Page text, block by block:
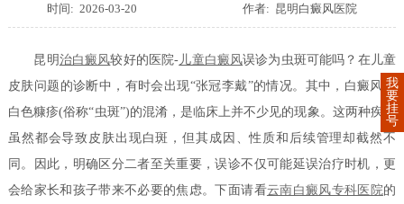
时间: 2026-03-20 作者: 昆明白癜风医院
昆明治白癜风较好的医院-儿童白癜风误诊为虫斑可能吗？在儿童
皮肤问题的诊断中，有时会出现“张冠李戴”的情况。其中，白癜风与
白色糠疹(俗称“虫斑”)的混淆，是临床上并不少见的现象。这两种疾病
虽然都会导致皮肤出现白斑，但其成因、性质和后续管理却截然不
同。因此，明确区分二者至关重要，误诊不仅可能延误治疗时机，更
会给家长和孩子带来不必要的焦虑。下面请看云南白癜风专科医院的
我
要
挂
号